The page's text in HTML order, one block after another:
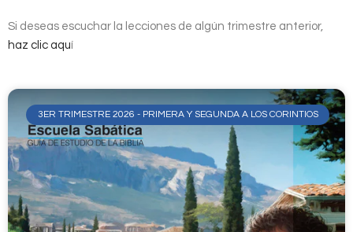
Si deseas escuchar la lecciones de algún trimestre anterior,
haz clic aquí
3ER TRIMESTRE 2026 - PRIMERA Y SEGUNDA A LOS CORINTIOS